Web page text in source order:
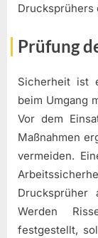
Drucksprühers
Prüfung
Sicherheit ist
beim Umgang
Vor dem
Maßnahmen
vermeiden.
Drucksprüher
Werden
festgestellt,